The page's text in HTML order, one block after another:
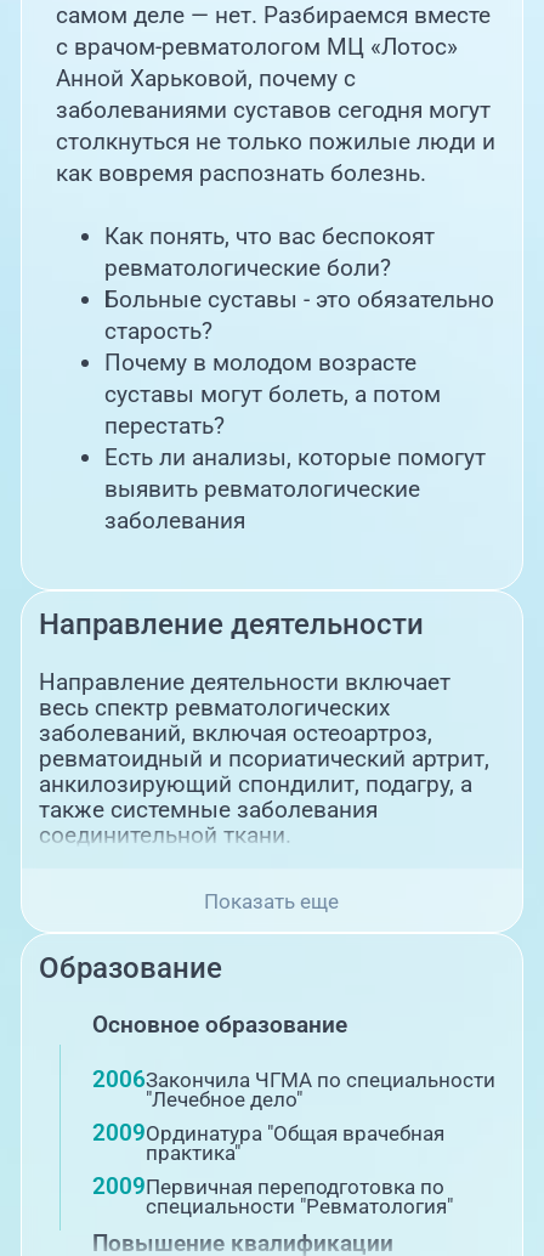
самом деле — нет. Разбираемся вместе
с врачом-ревматологом МЦ «Лотос»
Анной Харьковой, почему с
заболеваниями суставов сегодня могут
столкнуться не только пожилые люди и
как вовремя распознать болезнь.
Как понять, что вас беспокоят
ревматологические боли?
Больные суставы - это обязательно
старость?
Почему в молодом возрасте
суставы могут болеть, а потом
перестать?
Есть ли анализы, которые помогут
выявить ревматологические
заболевания
Направление деятельности
Направление деятельности включает
весь спектр ревматологических
заболеваний, включая остеоартроз,
ревматоидный и псориатический артрит,
анкилозирующий спондилит, подагру, а
также системные заболевания
соединительной ткани.
Показать еще
Образование
Основное образование
2006Закончила ЧГМА по специальности
"Лечебное дело"
2009Ординатура "Общая врачебная
практика"
2009Первичная переподготовка по
специальности "Ревматология"
Повышение квалификации